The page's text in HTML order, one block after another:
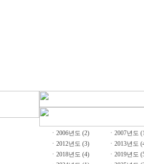
ㆍ 2006년도 (2) ㆍ 2007년도
ㆍ 2012년도 (3) ㆍ 2013년도
ㆍ 2018년도 (4) ㆍ 2019년도